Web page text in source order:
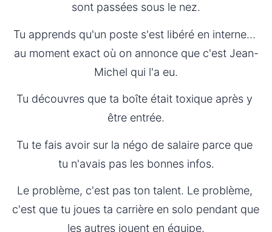
sont passées sous le nez.
Tu apprends qu'un poste s'est libéré en interne…
au moment exact où on annonce que c'est Jean-
Michel qui l'a eu.
Tu découvres que ta boîte était toxique après y
être entrée.
Tu te fais avoir sur la négo de salaire parce que
tu n'avais pas les bonnes infos.
Le problème, c'est pas ton talent. Le problème,
c'est que tu joues ta carrière en solo pendant que
les autres jouent en équipe.